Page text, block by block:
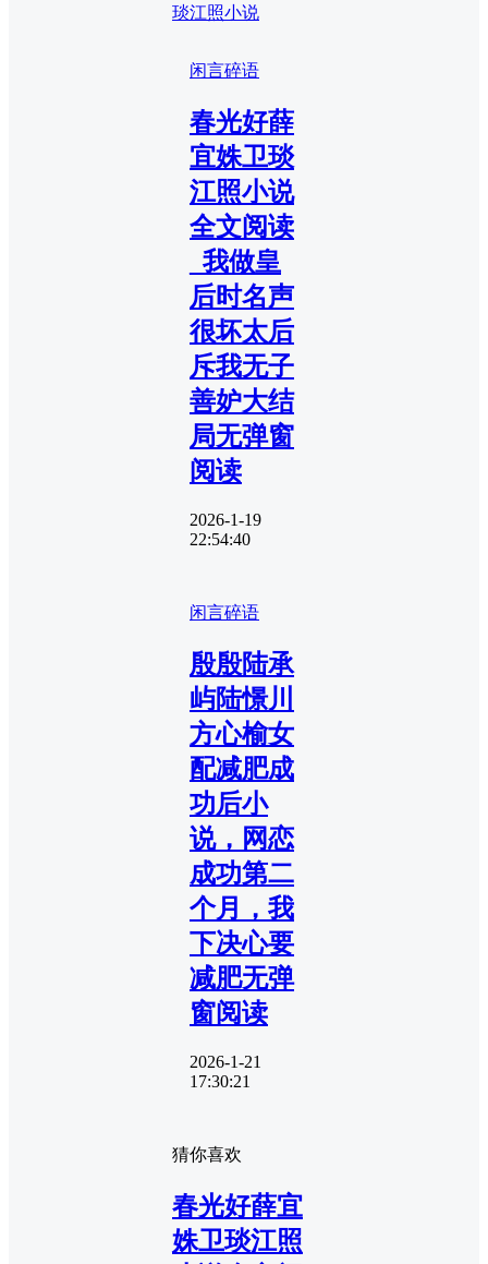
琰江照小说
闲言碎语
春光好薛
宜姝卫琰
江照小说
全文阅读
_我做皇
后时名声
很坏太后
斥我无子
善妒大结
局无弹窗
阅读
2026-1-19
22:54:40
闲言碎语
殷殷陆承
屿陆憬川
方心榆女
配减肥成
功后小
说，网恋
成功第二
个月，我
下决心要
减肥无弹
窗阅读
2026-1-21
17:30:21
猜你喜欢
春光好薛宜
姝卫琰江照